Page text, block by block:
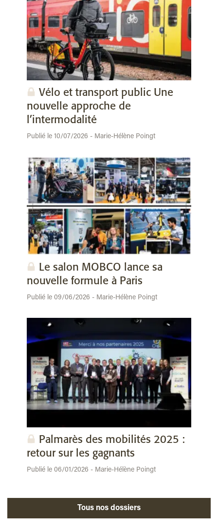
Vélo et transport public Une
nouvelle approche de
l’intermodalité
Publié le 10/07/2026 - Marie-Hélène Poingt
Le salon MOBCO lance sa
nouvelle formule à Paris
Publié le 09/06/2026 - Marie-Hélène Poingt
Palmarès des mobilités 2025 :
retour sur les gagnants
Publié le 06/01/2026 - Marie-Hélène Poingt
Tous nos dossiers